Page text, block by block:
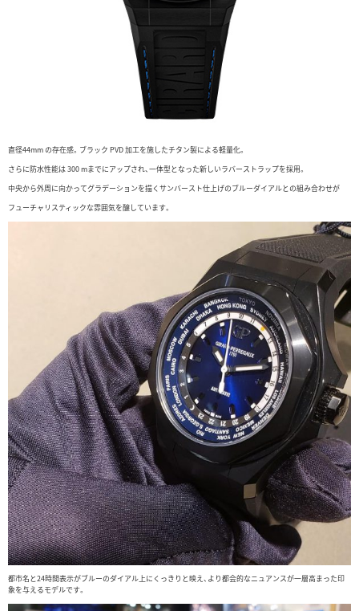
直径44mm の存在感。ブラック PVD 加工を施したチタン製による軽量化。
さらに防水性能は 300 mまでにアップされ、一体型となった新しいラバーストラップを採用。
中央から外周に向かってグラデーションを描くサンバースト仕上げのブルーダイアルとの組み合わせが
フューチャリスティックな雰囲気を醸しています。
都市名と24時間表示がブルーのダイアル上にくっきりと映え、より都会的なニュアンスが一層高まった印
象を与えるモデルです。